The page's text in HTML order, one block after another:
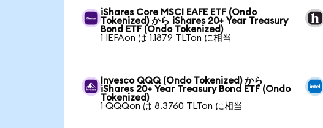
iShares Core MSCI EAFE ETF (Ondo
Tokenized) から iShares 20+ Year Treasury
Bond ETF (Ondo Tokenized)
1 IEFAon は 1.1879 TLTon に相当
Invesco QQQ (Ondo Tokenized) から
iShares 20+ Year Treasury Bond ETF (Ondo
Tokenized)
1 QQQon は 8.3760 TLTon に相当